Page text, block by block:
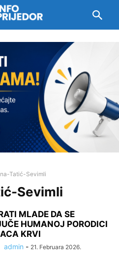
Tatić-Sevimli
Sevimli
MLADE DA SE
HUMANOJ PORODICI
KRVI
admin - 21. Februara 2026.